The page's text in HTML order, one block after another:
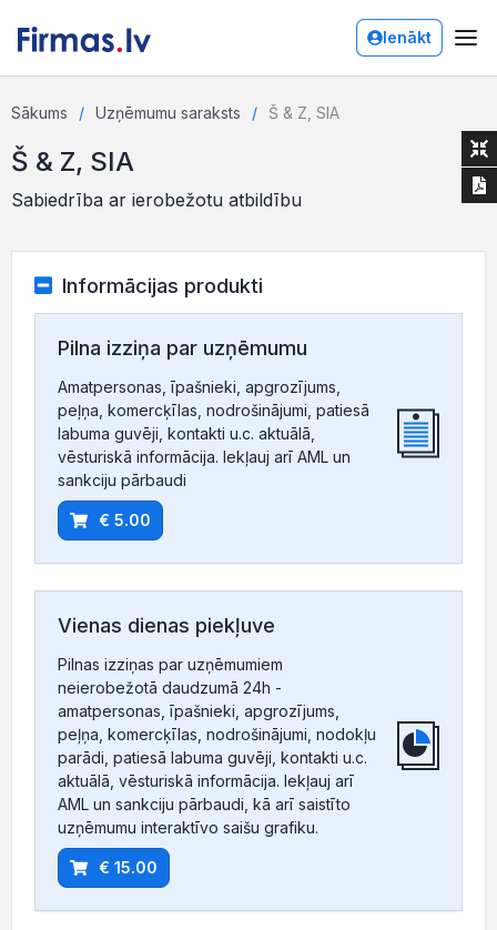
Ienākt
Sākums Uzņēmumu saraksts Š & Z, SIA
Š & Z, SIA
Sabiedrība ar ierobežotu atbildību
Informācijas produkti
Pilna izziņa par uzņēmumu
Amatpersonas, īpašnieki, apgrozījums,
peļņa, komercķīlas, nodrošinājumi, patiesā
labuma guvēji, kontakti u.c. aktuālā,
vēsturiskā informācija. Iekļauj arī AML un
sankciju pārbaudi
€ 5.00
Vienas dienas piekļuve
Pilnas izziņas par uzņēmumiem
neierobežotā daudzumā 24h -
amatpersonas, īpašnieki, apgrozījums,
peļņa, komercķīlas, nodrošinājumi, nodokļu
parādi, patiesā labuma guvēji, kontakti u.c.
aktuālā, vēsturiskā informācija. Iekļauj arī
AML un sankciju pārbaudi, kā arī saistīto
uzņēmumu interaktīvo saišu grafiku.
€ 15.00